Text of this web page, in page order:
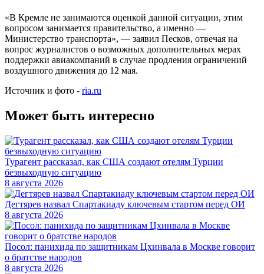
«В Кремле не занимаются оценкой данной ситуации, этим
вопросом занимается правительство, а именно —
Министерство транспорта», — заявил Песков, отвечая на
вопрос журналистов о возможных дополнительных мерах
поддержки авиакомпаний в случае продления ограничений
воздушного движения до 12 мая.
Источник и фото - ria.ru
Может быть интересно
Турагент рассказал, как США создают отелям Турции
безвыходную ситуацию
8 августа 2026
Дегтярев назвал Спартакиаду ключевым стартом перед ОИ
8 августа 2026
Посол: панихида по защитникам Цхинвала в Москве говорит
о братстве народов
8 августа 2026